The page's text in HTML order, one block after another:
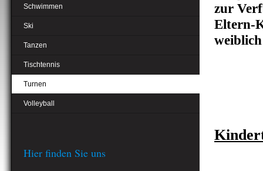
Schwimmen
Ski
Tanzen
Tischtennis
Turnen
Volleyball
Hier finden Sie uns
zur
Eltern-